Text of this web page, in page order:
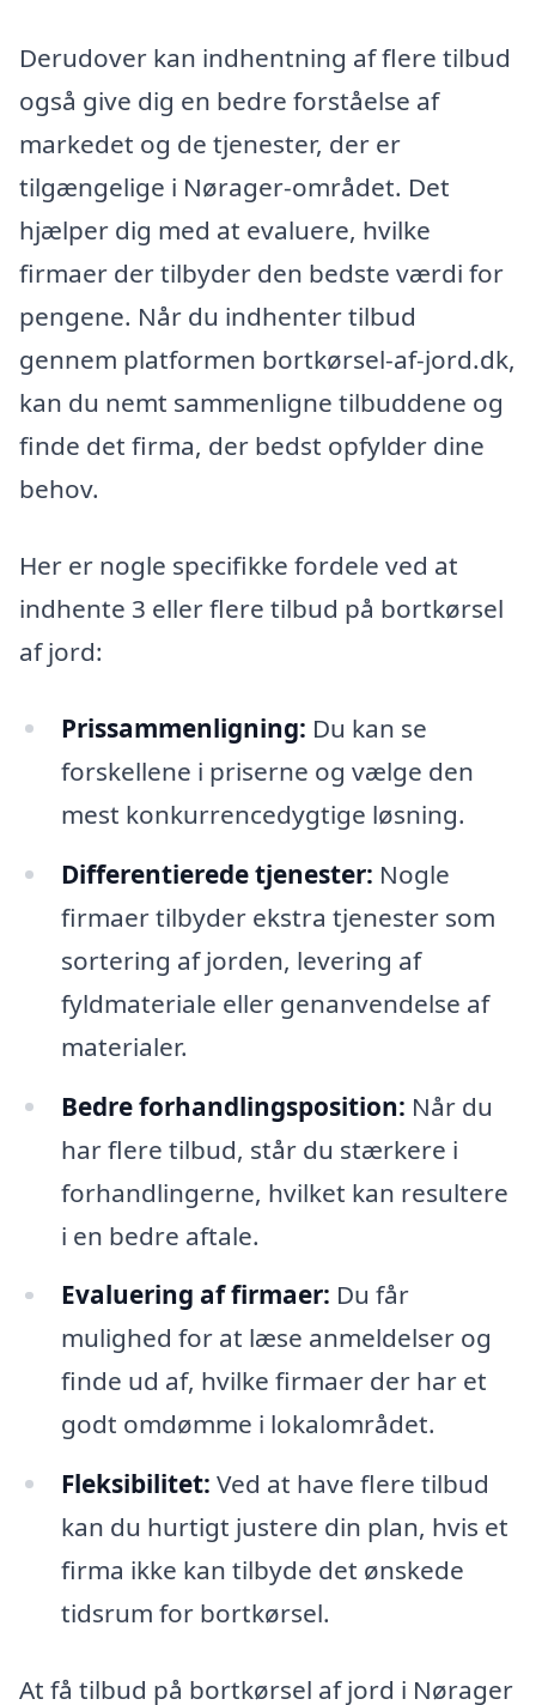
Derudover kan indhentning af flere tilbud
også give dig en bedre forståelse af
markedet og de tjenester, der er
tilgængelige i Nørager-området. Det
hjælper dig med at evaluere, hvilke
firmaer der tilbyder den bedste værdi for
pengene. Når du indhenter tilbud
gennem platformen bortkørsel-af-jord.dk,
kan du nemt sammenligne tilbuddene og
finde det firma, der bedst opfylder dine
behov.
Her er nogle specifikke fordele ved at
indhente 3 eller flere tilbud på bortkørsel
af jord:
Prissammenligning: Du kan se
forskellene i priserne og vælge den
mest konkurrencedygtige løsning.
Differentierede tjenester: Nogle
firmaer tilbyder ekstra tjenester som
sortering af jorden, levering af
fyldmateriale eller genanvendelse af
materialer.
Bedre forhandlingsposition: Når du
har flere tilbud, står du stærkere i
forhandlingerne, hvilket kan resultere
i en bedre aftale.
Evaluering af firmaer: Du får
mulighed for at læse anmeldelser og
finde ud af, hvilke firmaer der har et
godt omdømme i lokalområdet.
Fleksibilitet: Ved at have flere tilbud
kan du hurtigt justere din plan, hvis et
firma ikke kan tilbyde det ønskede
tidsrum for bortkørsel.
At få tilbud på bortkørsel af jord i Nørager